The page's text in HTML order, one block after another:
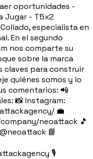
oportunidades -
Jugar - T5x2
especialista en
En el segundo
nos comparte su
sobre la marca
claves para construir
quiénes somos y lo
comentarios: 📲
📸 Instagram:
💼
neoattack 🎵
📘
🎙️